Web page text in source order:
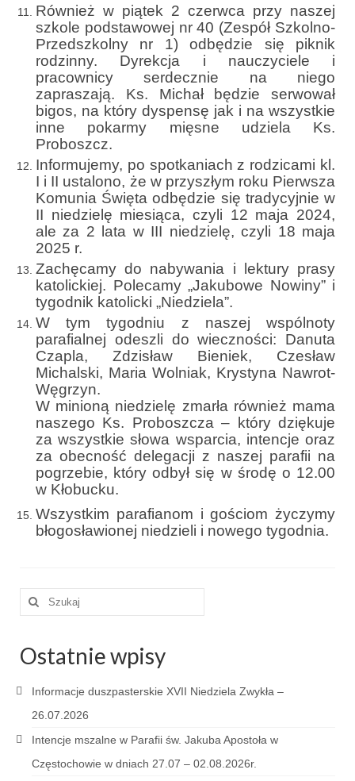
Pożegnanie Ks. Mateusza 29.06.2025
Zakończenie Oktawy Bożego Ciała
26.06.2025
Galerie 2024
Niedziela Palmowa 24.03.2024
Wigilia Paschalna 30.03.2024
Odpust 2024
Galerie 2023
Bierzmowanie 27.11.2023
Odpust 2023
Zakończenie oktawy 2023
Niedziela Palmowa 2023
Galerie 2022
Pasterka 2022
Bierzmowanie 24.10.2022r.
Odpust 2022
Złoty Jubileusz
Pierwsza Komunia Św. – Gr 2
Pasterka 2021
Odpust 2021
Kościół Stacyjny Wielkiego Postu 2021
Również w piątek 2 czerwca przy naszej
szkole podstawowej nr 40 (Zespół Szkolno-
Przedszkolny nr 1) odbędzie się piknik
rodzinny. Dyrekcja i nauczyciele i
pracownicy serdecznie na niego
zapraszają. Ks. Michał będzie serwował
bigos, na który dyspensę jak i na wszystkie
inne pokarmy mięsne udziela Ks.
Proboszcz.
Informujemy, po spotkaniach z rodzicami kl.
I i II ustalono, że w przyszłym roku Pierwsza
Komunia Święta odbędzie się tradycyjnie w
II niedzielę miesiąca, czyli 12 maja 2024,
ale za 2 lata w III niedzielę, czyli 18 maja
2025 r.
Zachęcamy do nabywania i lektury prasy
katolickiej. Polecamy „Jakubowe Nowiny” i
tygodnik katolicki „Niedziela”.
W tym tygodniu z naszej wspólnoty
parafialnej odeszli do wieczności: Danuta
Czapla, Zdzisław Bieniek, Czesław
Michalski, Maria Wolniak, Krystyna Nawrot-
Węgrzyn.
W minioną niedzielę zmarła również mama
naszego Ks. Proboszcza – który dziękuje
za wszystkie słowa wsparcia, intencje oraz
za obecność delegacji z naszej parafii na
pogrzebie, który odbył się w środę o 12.00
w Kłobucku.
Wszystkim parafianom i gościom życzymy
błogosławionej niedzieli i nowego tygodnia.
Szuklaj
Ostatnie wpisy
Informacje duszpasterskie XVII Niedziela Zwykła –
26.07.2026
Intencje mszalne w Parafii św. Jakuba Apostoła w
Częstochowie w dniach 27.07 – 02.08.2026r.